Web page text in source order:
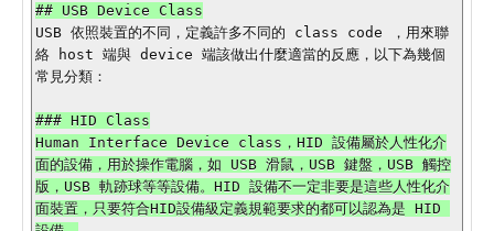
USB 依照裝置的不同，定義許多不同的 class code ，用來聯
絡 host 端與 device 端該做出什麼適當的反應，以下為幾個
常見分類：
### HID Class
Human Interface Device class，HID 設備屬於人性化介
面的設備，用於操作電腦，如 USB 滑鼠，USB 鍵盤，USB 觸控
版，USB 軌跡球等等設備。HID 設備不一定非要是這些人性化介
面裝置，只要符合HID設備級定義規範要求的都可以認為是 HID